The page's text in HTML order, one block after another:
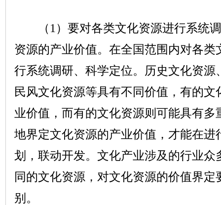
（1 ）要对各类文化资源进行系统
资源的产业价值。在全国范围内对各类
行系统调研、科学定位。历史文化资源
民风文化资源等具有不同价值，有的
业价值，而有的文化资源则可能具有多
地界定文化资源的产业价值，才能在进
划，联动开发。文化产业涉及的行业众
同的文化资源，对文化资源的价值界定
别。